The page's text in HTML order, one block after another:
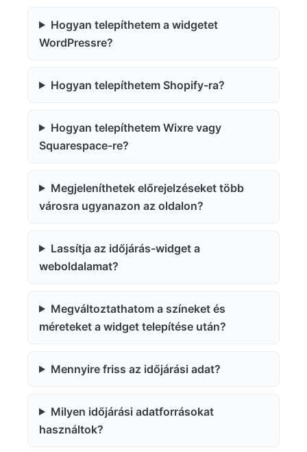
Hogyan telepíthetem a widgetet
WordPressre?
Hogyan telepíthetem Shopify-ra?
Hogyan telepíthetem Wixre vagy
Squarespace-re?
Megjeleníthetek előrejelzéseket több
városra ugyanazon az oldalon?
Lassítja az időjárás-widget a
weboldalamat?
Megváltoztathatom a színeket és
méreteket a widget telepítése után?
Mennyire friss az időjárási adat?
Milyen időjárási adatforrásokat
használtok?